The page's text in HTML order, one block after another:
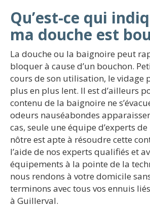
Qu’est-ce qui
ma douche est
La douche ou la baignoire peut
bloquer à cause d’un bouchon.
cours de son utilisation, le vidage
plus en plus lent. Il est d’ailleurs
contenu de la baignoire ne
odeurs nauséabondes
cas, seule une équipe d’experts de
nôtre est apte à résoudre cette
l’aide de nos experts qualifiés et
équipements à la pointe de la
nous rendons à votre domicile
terminons avec tous vos ennuis
à Guillerval.